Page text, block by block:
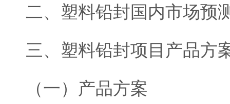
二、塑料铅封国内市场预
三、塑料铅封项目产品方
（一）产品方案